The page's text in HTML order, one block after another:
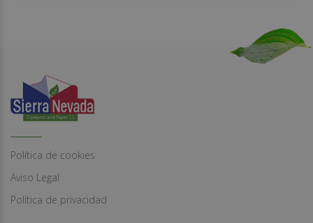
Política de cookies
Aviso Legal
Política de privacidad